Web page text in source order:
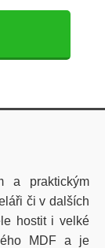
a praktickým
či v dalších
hostit i velké
MDF a je